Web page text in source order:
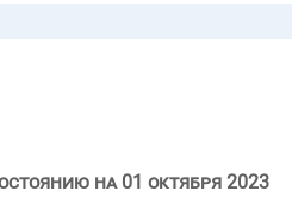
на 01 октября 2023